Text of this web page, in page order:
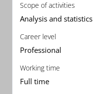
Scope of activities
Analysis and statistics
Career level
Professional
Working time
Full time